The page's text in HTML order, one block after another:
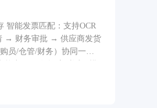
智能发票匹配：支持OCR
→ 财务审批 → 供应商发货
员/仓管/财务）协同一致